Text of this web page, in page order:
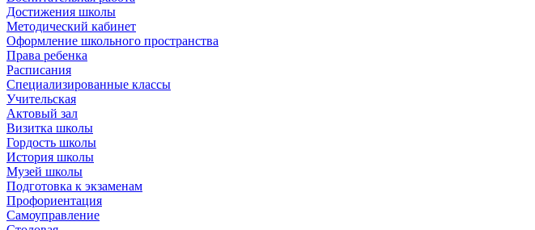
Достижения школы
Методический кабинет
Оформление школьного пространства
Права ребенка
Расписания
Специализированные классы
Учительская
Актовый зал
Визитка школы
Гордость школы
История школы
Музей школы
Подготовка к экзаменам
Профориентация
Самоуправление